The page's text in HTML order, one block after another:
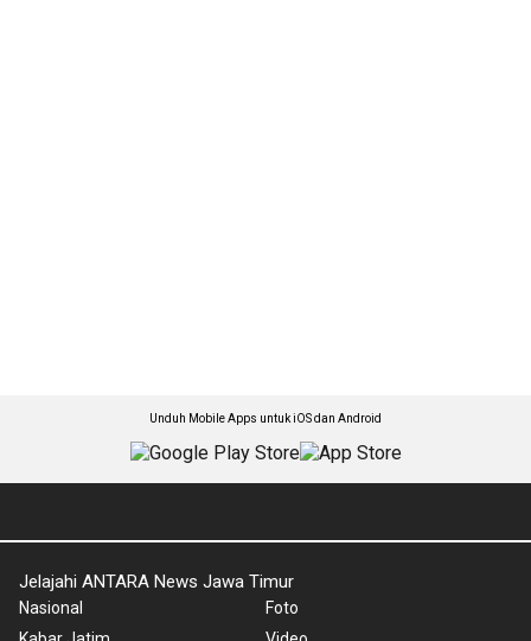
Unduh Mobile Apps untuk iOS dan Android
Jelajahi ANTARA News Jawa Timur
Nasional
Foto